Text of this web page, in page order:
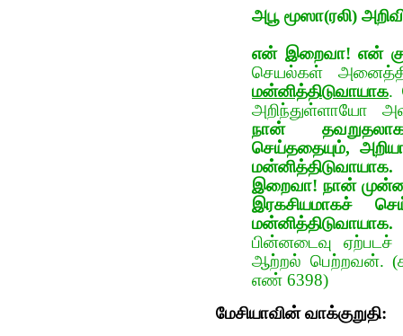
அபூ மூஸா(ரலி)
என் இறைவா! என்
செயல்கள்
மன்னித்திடுவாயாக.
அறிந்துள்ளாயோ
நான்
செய்ததையும்,
இறைவா! நான்
இரகசியமாகச்
மன்னித்திடுவாயாக.
பின்னடைவு
ஆற்றல் பெற்றவன்.
எண் 6398)
மேசியாவின் வாக்குறுதி: